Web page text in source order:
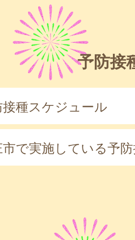
予防接
種スケジュール
で実施している予